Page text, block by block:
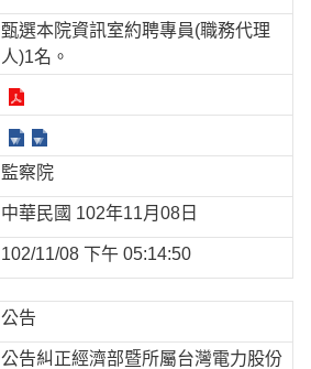
甄選本院資訊室約聘專員(職務代理
人)1名。
監察院
中華民國 102年11月08日
102/11/08 下午 05:14:50
公告
公告糾正經濟部暨所屬台灣電力股份